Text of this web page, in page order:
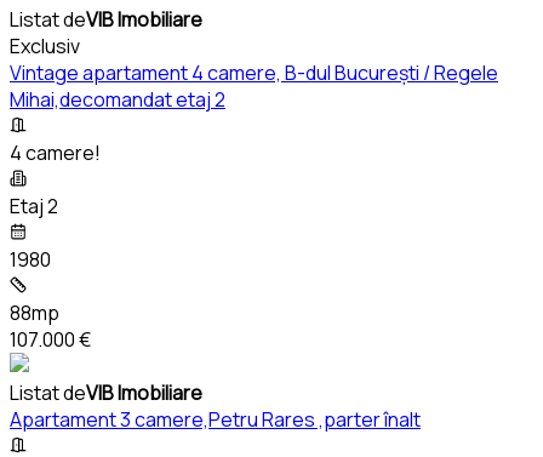
Listat deVIB Imobiliare
Exclusiv
Vintage apartament 4 camere, B-dul București / Regele
Mihai,decomandat etaj 2
4 camere!
Etaj 2
1980
88mp
107.000 €
Listat deVIB Imobiliare
Apartament 3 camere,Petru Rares ,parter înalt